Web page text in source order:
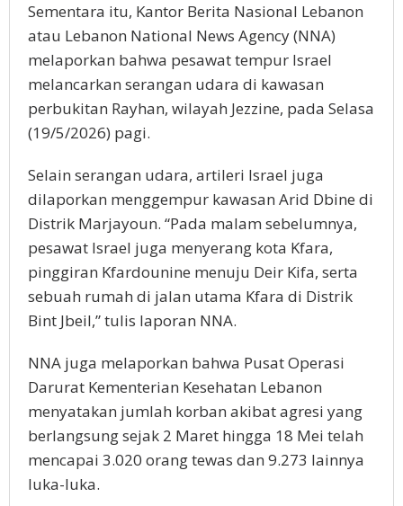
Sementara itu, Kantor Berita Nasional Lebanon
atau Lebanon National News Agency (NNA)
melaporkan bahwa pesawat tempur Israel
melancarkan serangan udara di kawasan
perbukitan Rayhan, wilayah Jezzine, pada Selasa
(19/5/2026) pagi.
Selain serangan udara, artileri Israel juga
dilaporkan menggempur kawasan Arid Dbine di
Distrik Marjayoun. “Pada malam sebelumnya,
pesawat Israel juga menyerang kota Kfara,
pinggiran Kfardounine menuju Deir Kifa, serta
sebuah rumah di jalan utama Kfara di Distrik
Bint Jbeil,” tulis laporan NNA.
NNA juga melaporkan bahwa Pusat Operasi
Darurat Kementerian Kesehatan Lebanon
menyatakan jumlah korban akibat agresi yang
berlangsung sejak 2 Maret hingga 18 Mei telah
mencapai 3.020 orang tewas dan 9.273 lainnya
luka-luka.